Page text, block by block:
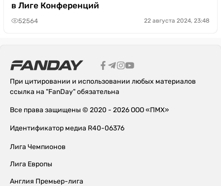
в Лиге Конференций
52564 22 августа 2024, 23:48
При цитировании и использовании любых материалов
ссылка на "FanDay" обязательна
Все права защищены © 2020 - 2026 ООО «ПМХ»
Идентификатор медиа R40-06376
Лига Чемпионов
Лига Европы
Англия Премьер-лига